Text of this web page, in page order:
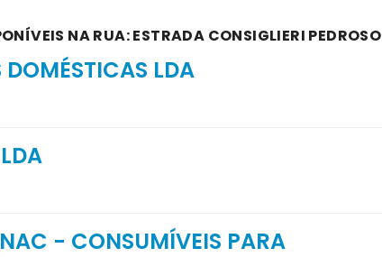
NA RUA: ESTRADA CONSIGLIERI PEDROSO
LDA
- CONSUMÍVEIS PARA